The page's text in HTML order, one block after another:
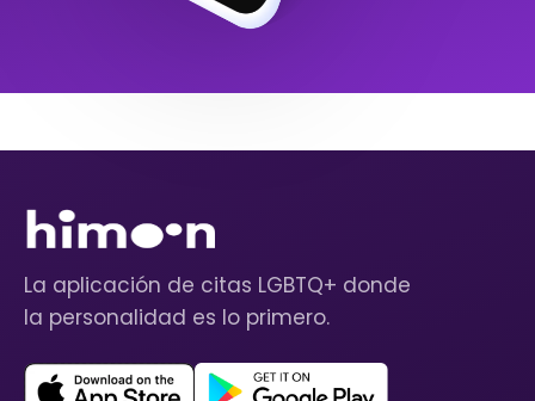
La aplicación de citas LGBTQ+ donde
la personalidad es lo primero.